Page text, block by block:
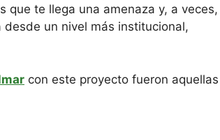
que te llega una amenaza y, a veces,
un nivel más institucional,
con este proyecto fueron aquellas